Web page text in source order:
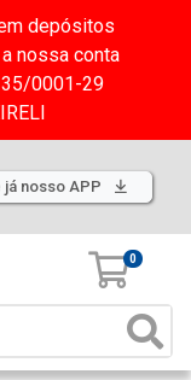
depósitos
nossa conta
0001-29
já nosso APP
0